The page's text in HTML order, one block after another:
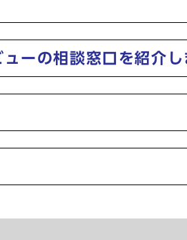
ーの相談窓口を紹介し